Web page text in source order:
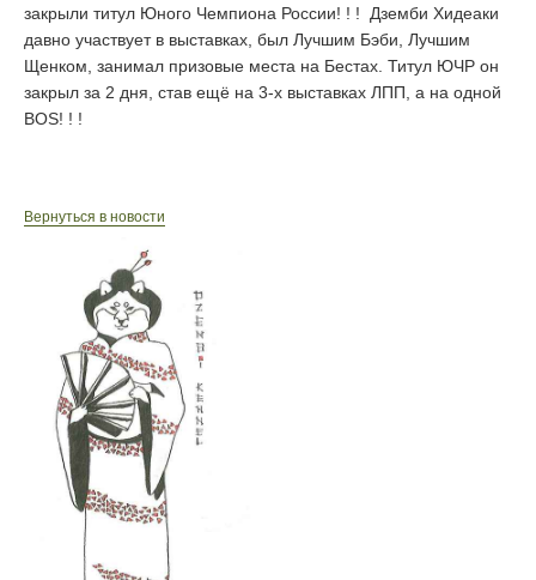
закрыли титул Юного Чемпиона России! ! ! Дземби Хидеаки
давно участвует в выставках, был Лучшим Бэби, Лучшим
Щенком, занимал призовые места на Бестах. Титул ЮЧР он
закрыл за 2 дня, став ещё на 3-х выставках ЛПП, а на одной
BOS! ! !
Вернуться в новости